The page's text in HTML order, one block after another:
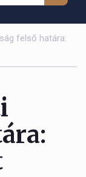
felső határa: